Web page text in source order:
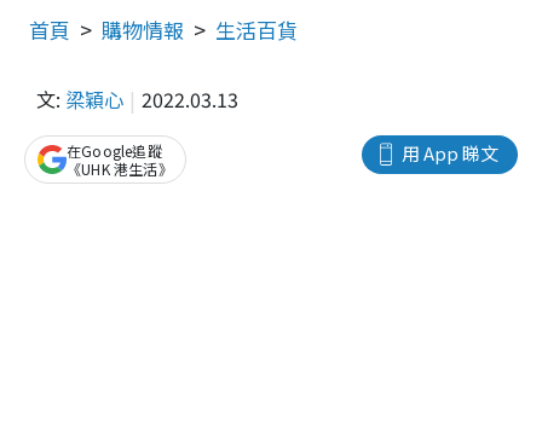
首頁 購物情報 生活百貨
文: 梁穎心 2022.03.13
用 App 睇文
在Google追蹤
《UHK 港生活》